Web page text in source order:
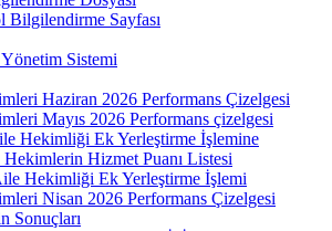
Bilgilendirme Sayfası
Sistemi
Haziran 2026 Performans Çizelgesi
Mayıs 2026 Performans çizelgesi
Hekimliği Ek Yerleştirme İşlemine
Hekimlerin Hizmet Puanı Listesi
Hekimliği Ek Yerleştirme İşlemi
Nisan 2026 Performans Çizelgesi
Sonuçları